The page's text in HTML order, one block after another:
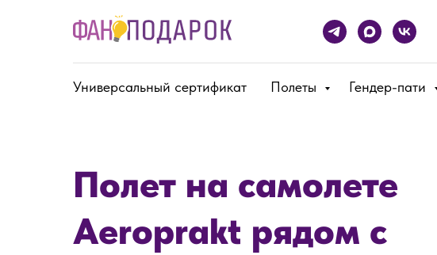
Универсальный сертификат Полеты Гендер-пати
Полет на самолете
Aeroprakt рядом с